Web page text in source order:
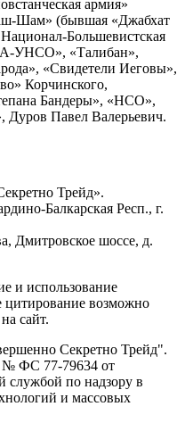
армия»
Шам» (бывшая «Джабхат
Большевистская
УНСО», «Талибан»,
«Свидетели Иеговы»,
Корчинского,
Бандеры», «НСО»,
Дуров Павел Валерьевич.
Трейд».
Балкарская Респ., г.
Дмитровское шоссе, д.
и использование
цитирование возможно
сайт.
Секретно Трейд".
№ ФС 77-79634 от
службой по надзору в
и массовых